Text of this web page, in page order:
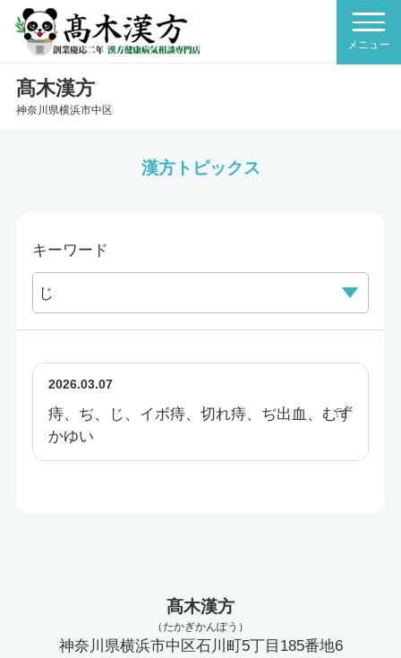
髙木漢方
神奈川県横浜市中区
漢方トピックス
キーワード
2026.03.07
痔、ぢ、じ、イボ痔、切れ痔、ぢ出血、むず
かゆい
髙木漢方
（たかぎかんぽう）
神奈川県横浜市中区石川町5丁目185番地6